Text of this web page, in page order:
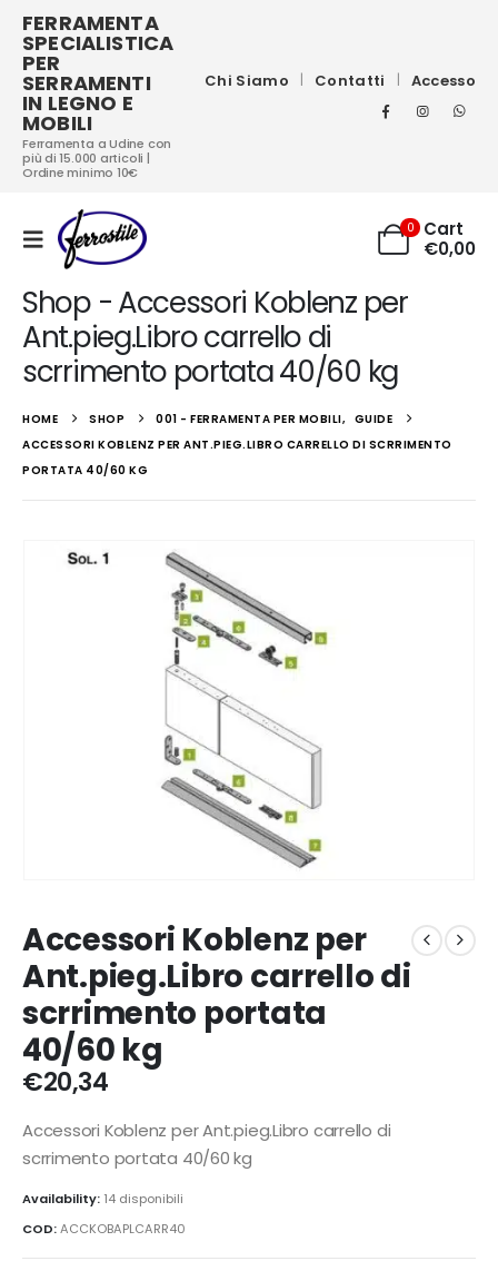
FERRAMENTA
SPECIALISTICA
PER
SERRAMENTI
IN LEGNO E
MOBILI
Ferramenta a Udine con
più di 15.000 articoli |
Ordine minimo 10€
Chi Siamo Contatti Accesso
0
Cart
€0,00
Shop - Accessori Koblenz per
Ant.pieg.Libro carrello di
scrrimento portata 40/60 kg
HOME SHOP 001 - FERRAMENTA PER MOBILI, GUIDE
ACCESSORI KOBLENZ PER ANT.PIEG.LIBRO CARRELLO DI SCRRIMENTO
PORTATA 40/60 KG
Accessori Koblenz per
Ant.pieg.Libro carrello di
scrrimento portata
40/60 kg
€20,34
Accessori Koblenz per Ant.pieg.Libro carrello di
scrrimento portata 40/60 kg
Availability: 14 disponibili
COD:ACCKOBAPLCARR40